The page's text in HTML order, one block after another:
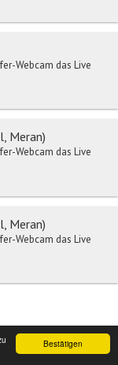
Bestätigen
Webcam das Live
Meran)
Webcam das Live
Meran)
Webcam das Live